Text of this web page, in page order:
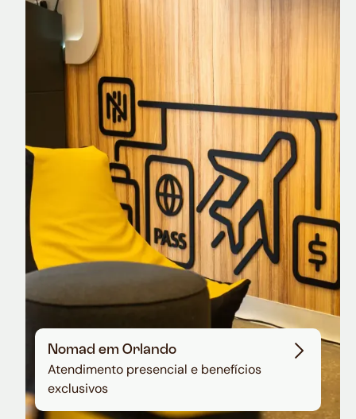
Nomad Explorer
Cartão de crédito brasileiro com cashback
em dólar
Nomad em Orlando
Atendimento presencial e benefícios
exclusivos